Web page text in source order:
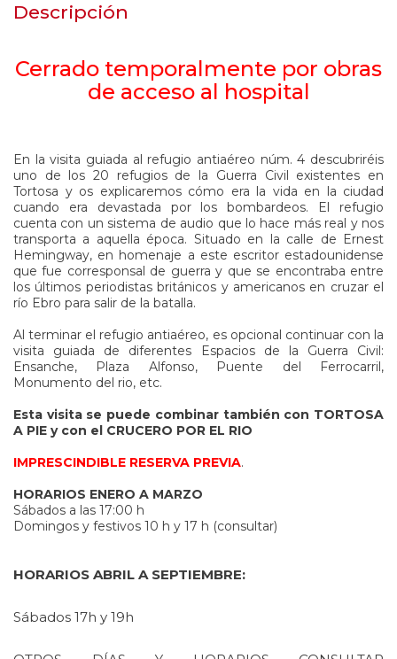
Descripción
Cerrado temporalmente por obras
de acceso al hospital
En la visita guiada al refugio antiaéreo núm. 4 descubriréis
uno de los 20 refugios de la Guerra Civil existentes en
Tortosa y os explicaremos cómo era la vida en la ciudad
cuando era devastada por los bombardeos. El refugio
cuenta con un sistema de audio que lo hace más real y nos
transporta a aquella época. Situado en la calle de Ernest
Hemingway, en homenaje a este escritor estadounidense
que fue corresponsal de guerra y que se encontraba entre
los últimos periodistas británicos y americanos en cruzar el
río Ebro para salir de la batalla.
Al terminar el refugio antiaéreo, es opcional continuar con la
visita guiada de diferentes Espacios de la Guerra Civil:
Ensanche, Plaza Alfonso, Puente del Ferrocarril,
Monumento del rio, etc.
Esta visita se puede combinar también con TORTOSA
A PIE y con el CRUCERO POR EL RIO
IMPRESCINDIBLE RESERVA PREVIA.
HORARIOS ENERO A MARZO
Sábados a las 17:00 h
Domingos y festivos 10 h y 17 h (consultar)
HORARIOS ABRIL A SEPTIEMBRE:
Sábados 17h y 19h